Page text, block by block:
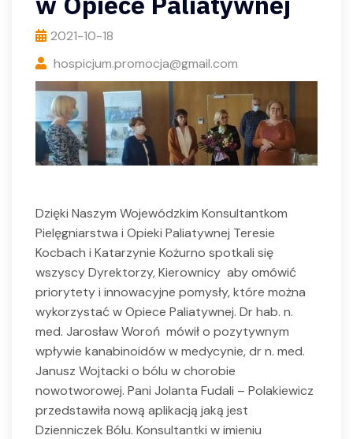
2021-10-18
hospicjum.promocja@gmail.com
Dzięki Naszym Wojewódzkim Konsultantkom
Pielęgniarstwa i Opieki Paliatywnej Teresie
Kocbach i Katarzynie Kożurno spotkali się
wszyscy Dyrektorzy, Kierownicy aby omówić
priorytety i innowacyjne pomysły, które można
wykorzystać w Opiece Paliatywnej. Dr hab. n.
med. Jarosław Woroń mówił o pozytywnym
wpływie kanabinoidów w medycynie, dr n. med.
Janusz Wojtacki o bólu w chorobie
nowotworowej. Pani Jolanta Fudali – Polakiewicz
przedstawiła nową aplikacją jaką jest
Dzienniczek Bólu. Konsultantki w imieniu